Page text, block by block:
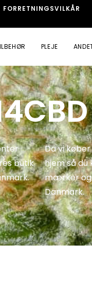
FORRETNINGSVILKÅR
PLEJE
butik
Da vi
hjem så
mærker og
Danmark.